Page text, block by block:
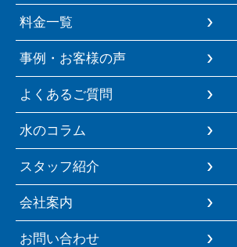
料金一覧
事例・お客様の声
よくあるご質問
水のコラム
スタッフ紹介
会社案内
お問い合わせ